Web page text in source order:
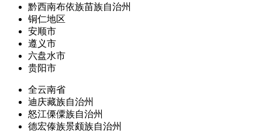
黔西南布依族苗族自治州
铜仁地区
安顺市
遵义市
六盘水市
贵阳市
全云南省
迪庆藏族自治州
怒江傈僳族自治州
德宏傣族景颇族自治州